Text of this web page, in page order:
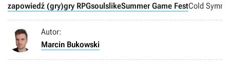
zapowiedź (gry)gry RPGsoulslikeSummer Game FestCold
Autor:
Marcin Bukowski